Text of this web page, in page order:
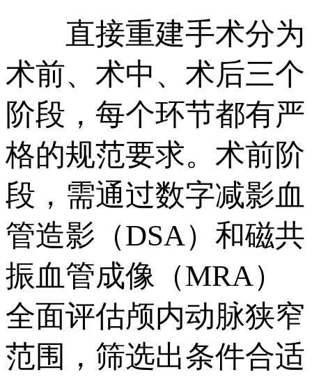
直接重建手术分为
术前、术中、术后三个
阶段，每个环节都有严
格的规范要求。术前阶
段，需通过数字减影血
管造影（DSA）和磁共
振血管成像（MRA）
全面评估颅内动脉狭窄
范围，筛选出条件合适